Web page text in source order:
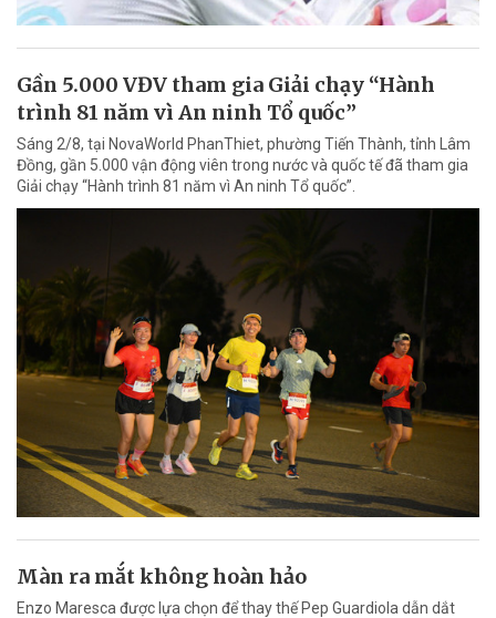
Gần 5.000 VĐV tham gia Giải chạy “Hành
trình 81 năm vì An ninh Tổ quốc”
Sáng 2/8, tại NovaWorld PhanThiet, phường Tiến Thành, tỉnh Lâm
Đồng, gần 5.000 vận động viên trong nước và quốc tế đã tham gia
Giải chạy “Hành trình 81 năm vì An ninh Tổ quốc”.
Màn ra mắt không hoàn hảo
Enzo Maresca được lựa chọn để thay thế Pep Guardiola dẫn dắt